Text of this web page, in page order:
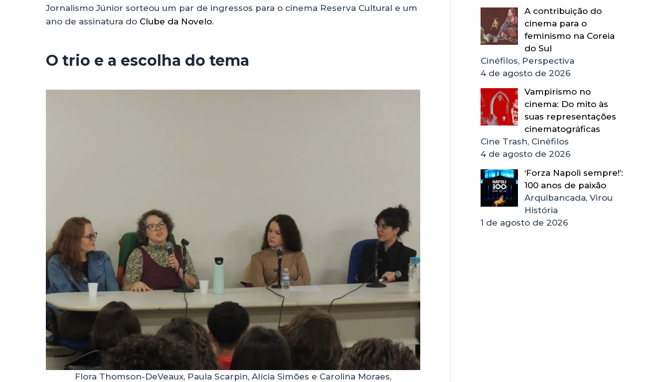
Jornalismo Júnior sorteou um par de ingressos para o cinema Reserva Cultural e um
ano de assinatura do Clube da Novelo.
O trio e a escolha do tema
Flora Thomson-DeVeaux, Paula Scarpin, Alícia Simões e Carolina Moraes,
A contribuição do
cinema para o
feminismo na Coreia
do Sul
Cinéfilos, Perspectiva
4 de agosto de 2026
Vampirismo no
cinema: Do mito às
suas representações
cinematográficas
Cine Trash, Cinéfilos
4 de agosto de 2026
‘Forza Napoli sempre!’:
100 anos de paixão
Arquibancada, Virou
História
1 de agosto de 2026